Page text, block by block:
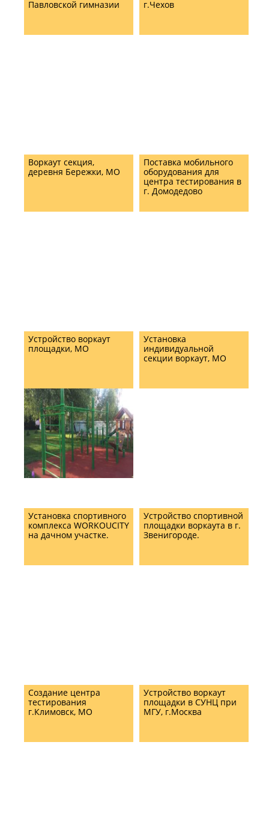
Павловской гимназии
г.Чехов
Воркаут секция,
деревня Бережки, МО
Поставка мобильного
оборудования для
центра тестирования в
г. Домодедово
Устройство воркаут
площадки, МО
Установка
индивидуальной
секции воркаут, МО
Установка спортивного
комплекса WORKOUCITY
на дачном участке.
Устройство спортивной
площадки воркаута в г.
Звенигороде.
Создание центра
тестирования
г.Климовск, МО
Устройство воркаут
площадки в СУНЦ при
МГУ, г.Москва